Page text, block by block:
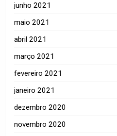
junho 2021
maio 2021
abril 2021
março 2021
fevereiro 2021
janeiro 2021
dezembro 2020
novembro 2020